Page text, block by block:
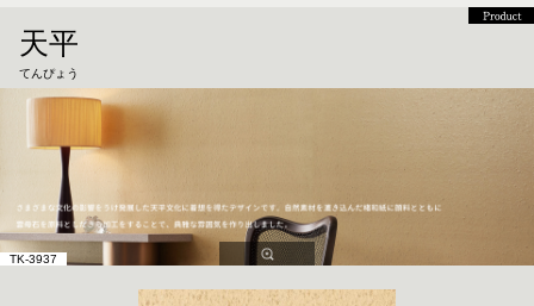
天平
てんぴょう
TK-3937